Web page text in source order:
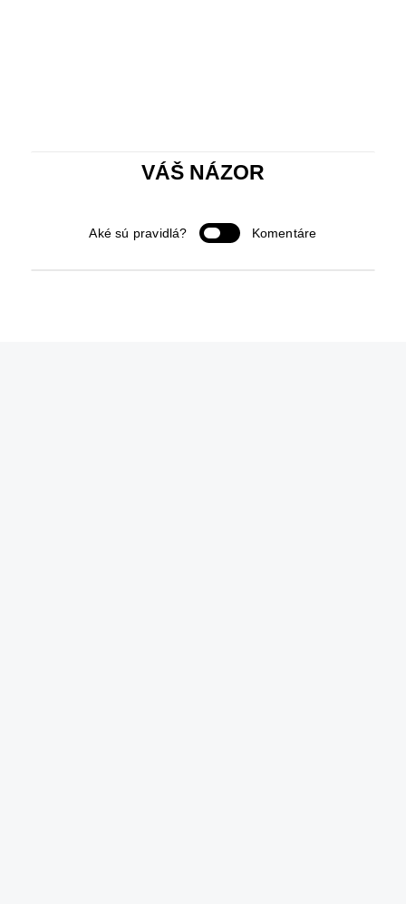
VÁŠ NÁZOR
Aké sú pravidlá? Komentáre